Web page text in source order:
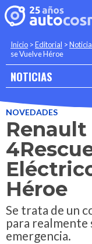
Inicio >Editorial >
se Vuelve Héroe
NOTICIAS
NOVEDADES
Héroe
Se trata de un
para realmente
emergencia.